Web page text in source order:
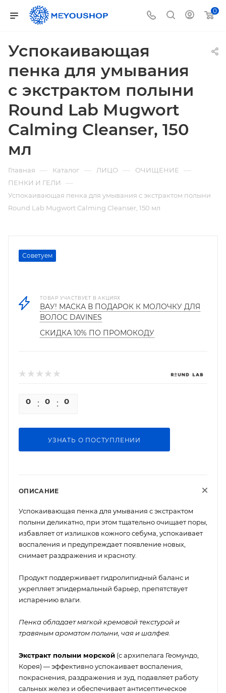
0
Успокаивающая
пенка для умывания
с экстрактом полыни
Round Lab Mugwort
Calming Cleanser, 150
мл
Главная — Каталог — ЛИЦО — ОЧИЩЕНИЕ —
ПЕНКИ И ГЕЛИ —
Успокаивающая пенка для умывания с экстрактом полыни
Round Lab Mugwort Calming Cleanser, 150 мл
Советуем
ТОВАР УЧАСТВУЕТ В АКЦИЯХ
ВАУ! МАСКА В ПОДАРОК К МОЛОЧКУ ДЛЯ
ВОЛОС DAVINES
СКИДКА 10% ПО ПРОМОКОДУ
0 0 0
УЗНАТЬ О ПОСТУПЛЕНИИ
ОПИСАНИЕ
Успокаивающая пенка для умывания с экстрактом
полыни деликатно, при этом тщательно очищает поры,
избавляет от излишков кожного себума, успокаивает
воспаления и предупреждает появление новых,
снимает раздражения и красноту.
Продукт поддерживает гидролипидный баланс и
укрепляет эпидермальный барьер, препятствует
испарению влаги.
Пенка обладает мягкой кремовой текстурой и
травяным ароматом полыни, чая и шалфея.
Экстракт полыни морской (с архипелага Геомундо,
Корея) — эффективно успокаивает воспаления,
покраснения, раздражения и зуд, подавляет работу
сальных желез и обеспечивает антисептическое